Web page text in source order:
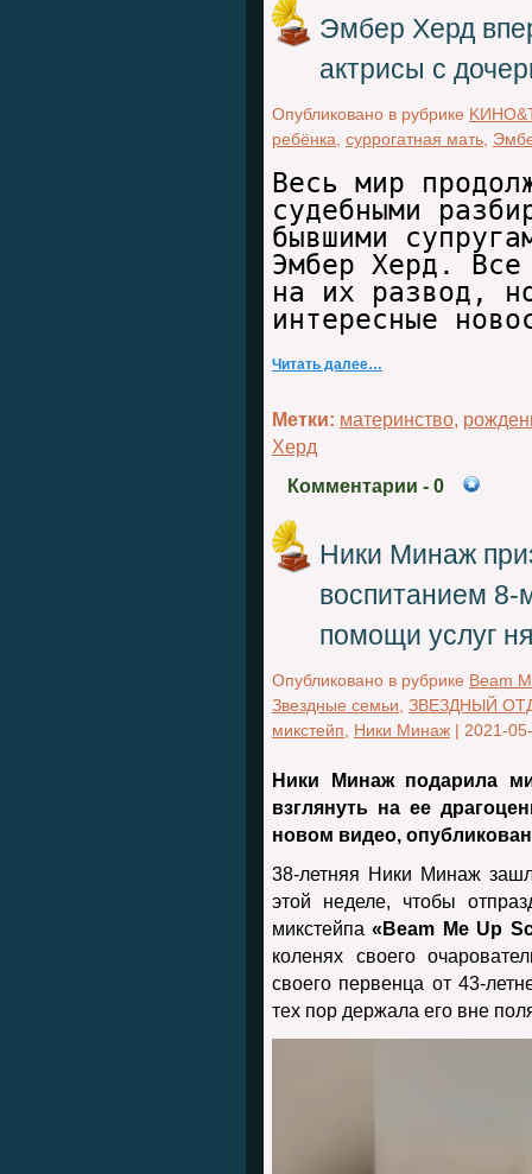
Эмбер Херд
актрисы с
Опубликовано в рубрике
ребёнка суррогатная мать
Весь мир
судебными
бывшими
Эмбер Херд. Все
на их развод,
интересные
Читать далее…
Метки: материнство,
Херд
Комментарии - 0
Ники Минаж
воспитанием 8-
помощи услуг
Опубликовано в рубрике Beam
Звездные семьи ЗВЕЗДНЫЙ
микстейп
Ники Минаж | 2021-
Ники Минаж подарила
взглянуть на ее
новом видео,
38-летняя Ники Минаж
этой неделе, чтобы
микстейпа «Beam Me Up
коленях своего
своего первенца от 43-
тех пор держала его вне